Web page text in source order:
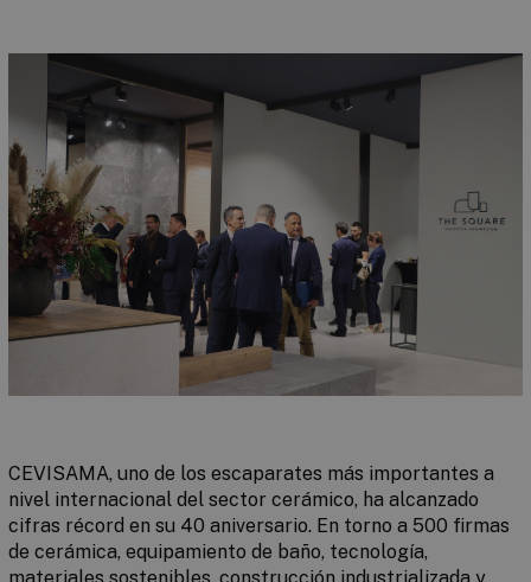
CEVISAMA, uno de los escaparates más importantes a
nivel internacional del sector cerámico, ha alcanzado
cifras récord en su 40 aniversario. En torno a 500 firmas
de cerámica, equipamiento de baño, tecnología,